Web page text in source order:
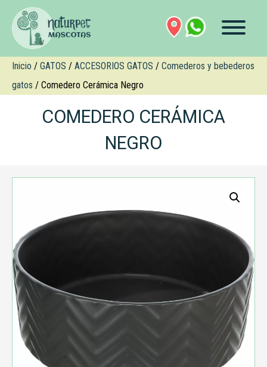
Inicio / GATOS / ACCESORIOS GATOS / Comederos y bebederos
gatos / Comedero Cerámica Negro
COMEDERO CERÁMICA
NEGRO